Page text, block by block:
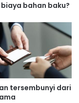
bahan baku?
tersembunyi dari